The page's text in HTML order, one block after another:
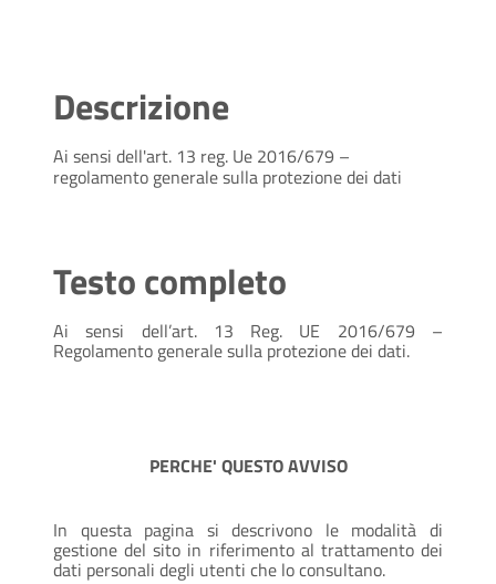
Descrizione
Ai sensi dell'art. 13 reg. Ue 2016/679 –
regolamento generale sulla protezione dei dati
Testo completo
Ai sensi dell’art. 13 Reg. UE 2016/679 –
Regolamento generale sulla protezione dei dati.
PERCHE' QUESTO AVVISO
In questa pagina si descrivono le modalità di
gestione del sito in riferimento al trattamento dei
dati personali degli utenti che lo consultano.